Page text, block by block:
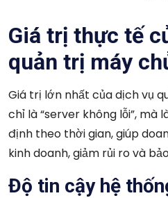
Giá trị thực tế
quản trị máy
Giá trị lớn nhất của dịch vụ
chỉ là “server không lỗi”, mà
định theo thời gian, giúp
kinh doanh, giảm rủi ro và
Độ tin cậy hệ